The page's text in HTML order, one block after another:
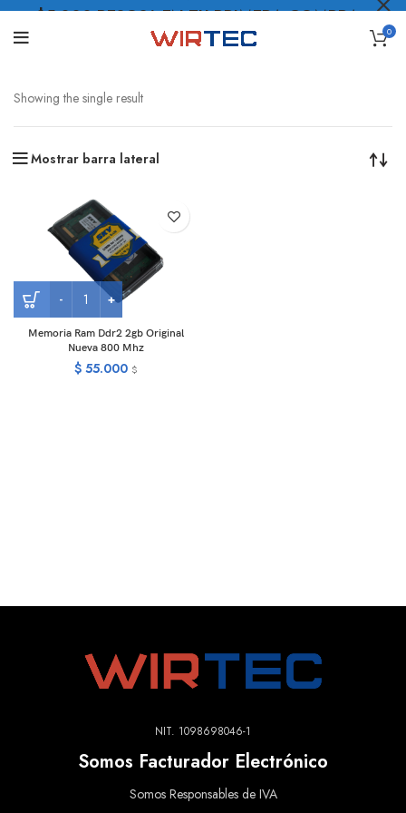
0
Showing the single result
Mostrar barra lateral
Memoria Ram Ddr2 2gb Original
Nueva 800 Mhz
$ 55.000 $
NIT. 1098698046-1
Somos Facturador Electrónico
Somos Responsables de IVA
$5.000 PESOS* EN TU PRIMERA COMPRA